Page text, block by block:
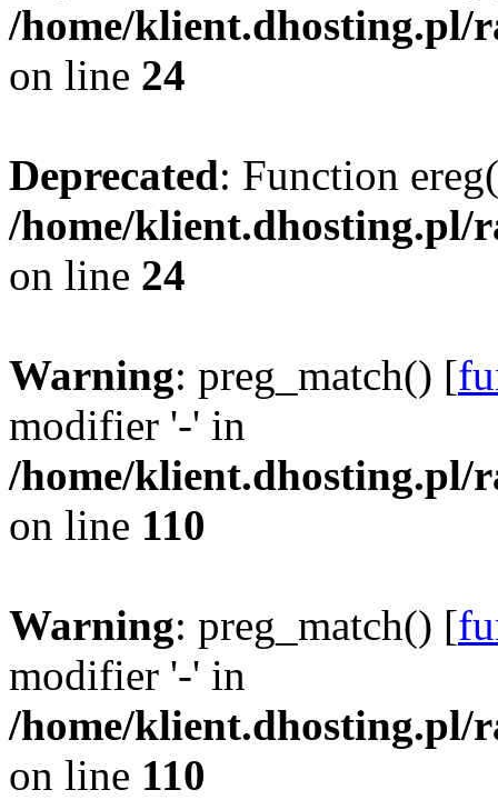
/home/klient.dhosting.pl/
on line 24
Deprecated: Function
/home/klient.dhosting.pl/
on line 24
Warning: preg_match() [
modifier '-' in
/home/klient.dhosting.pl/
on line 110
Warning: preg_match() [
modifier '-' in
/home/klient.dhosting.pl/
on line 110